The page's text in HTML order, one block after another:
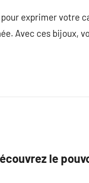
exprimer votre
Avec ces bijoux,
le